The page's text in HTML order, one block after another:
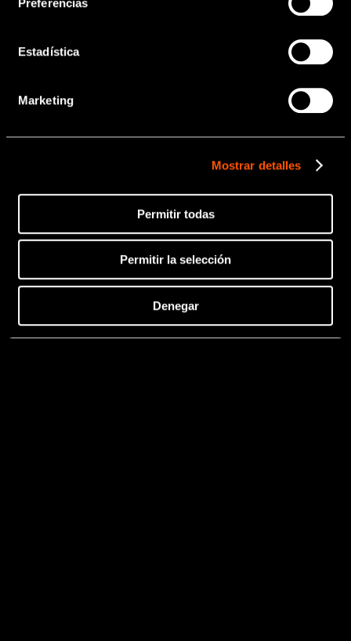
Preferencias
Estadística
Marketing
Mostrar detalles
Permitir todas
Permitir la selección
Denegar